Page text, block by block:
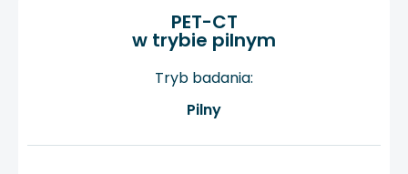
PET-CT
w trybie pilnym
Tryb badania:
Pilny